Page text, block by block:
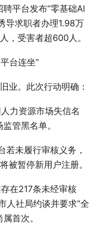
平台发布“零基础AI
导求职者办理1.98万
，受害者超600人。
台连坐”
业。此次行动明确：
力资源市场失信名
管黑名单。
若未履行审核义务，
被暂停新用户注册。
在217条未经审核
人社局约谈并要求“全
首次。